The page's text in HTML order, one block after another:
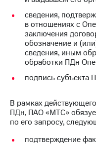
сведения,
в отношениях с
заключения
обозначение и
сведения, иным
обработки ПДн
подпись субъекта
В рамках
ПДн, ПАО «МТС»
по его запросу,
подтверждение